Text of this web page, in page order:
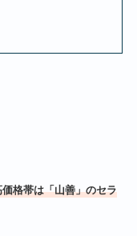
格帯は「山善」のセラ